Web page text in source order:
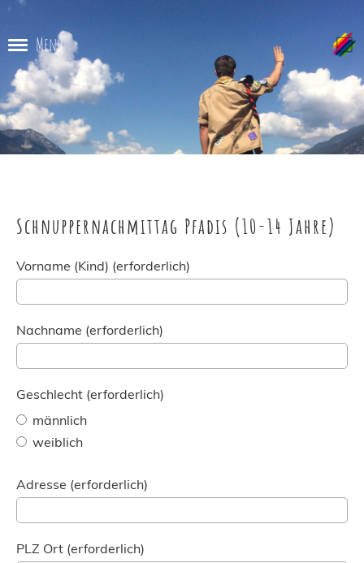
Menü
Schnuppernachmittag Pfadis (10-14 Jahre)
Vorname (Kind) (erforderlich)
Nachname (erforderlich)
Geschlecht (erforderlich)
männlich
weiblich
Adresse (erforderlich)
PLZ Ort (erforderlich)